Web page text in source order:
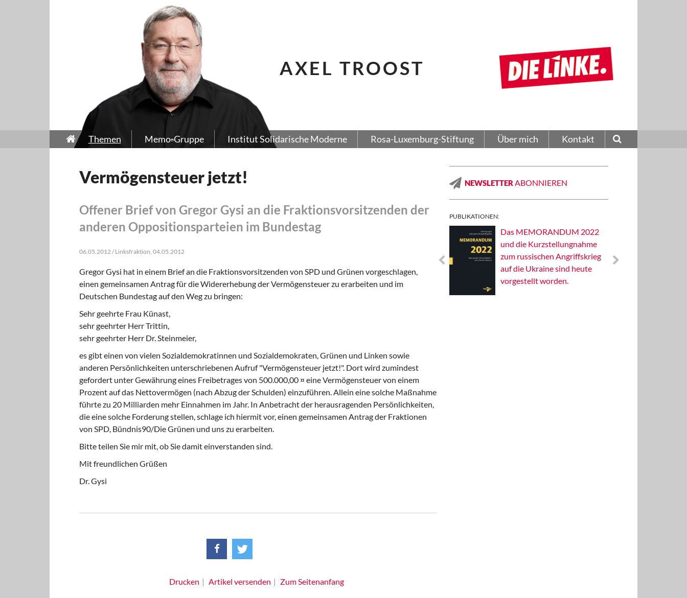
AXEL TROOST
Themen Memo-Gruppe Institut Solidarische Moderne Rosa-Luxemburg-Stiftung Über mich Kontakt
Vermögensteuer jetzt!
Offener Brief von Gregor Gysi an die Fraktionsvorsitzenden der
anderen Oppositionsparteien im Bundestag
06.05.2012 / Linksfraktion, 04.05.2012
Gregor Gysi hat in einem Brief an die Fraktionsvorsitzenden von SPD und Grünen vorgeschlagen,
einen gemeinsamen Antrag für die Widererhebung der Vermögensteuer zu erarbeiten und im
Deutschen Bundestag auf den Weg zu bringen:
Sehr geehrte Frau Künast,
sehr geehrter Herr Trittin,
sehr geehrter Herr Dr. Steinmeier,
es gibt einen von vielen Sozialdemokratinnen und Sozialdemokraten, Grünen und Linken sowie
anderen Persönlichkeiten unterschriebenen Aufruf "Vermögensteuer jetzt!". Dort wird zumindest
gefordert unter Gewährung eines Freibetrages von 500.000,00 ¤ eine Vermögensteuer von einem
Prozent auf das Nettovermögen (nach Abzug der Schulden) einzuführen. Allein eine solche Maßnahme
führte zu 20 Milliarden mehr Einnahmen im Jahr. In Anbetracht der herausragenden Persönlichkeiten,
die eine solche Forderung stellen, schlage ich hiermit vor, einen gemeinsamen Antrag der Fraktionen
von SPD, Bündnis90/Die Grünen und uns zu erarbeiten.
Bitte teilen Sie mir mit, ob Sie damit einverstanden sind.
Mit freundlichen Grüßen
Dr. Gysi
Drucken Artikel versenden Zum Seitenanfang
NEWSLETTER ABONNIEREN
PUBLIKATIONEN:
Das MEMORANDUM 2022
und die Kurzstellungnahme
zum russischen Angriffskrieg
auf die Ukraine sind heute
vorgestellt worden.